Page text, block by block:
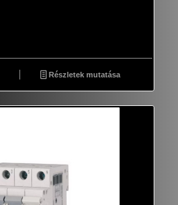
Részletek mutatása